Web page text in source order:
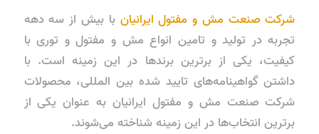
شرکت صنعت مش و مفتول ایرانیان با بیش از سه دهه
تجربه در تولید و تامین انواع مش و مفتول و توری با
کیفیت، یکی از برترین برندها در این زمینه است. با
داشتن گواهینامه‌های تایید شده بین المللی، محصولات
شرکت صنعت مش و مفتول ایرانیان به عنوان یکی از
برترین انتخاب‌ها در این زمینه شناخته می‌شوند.